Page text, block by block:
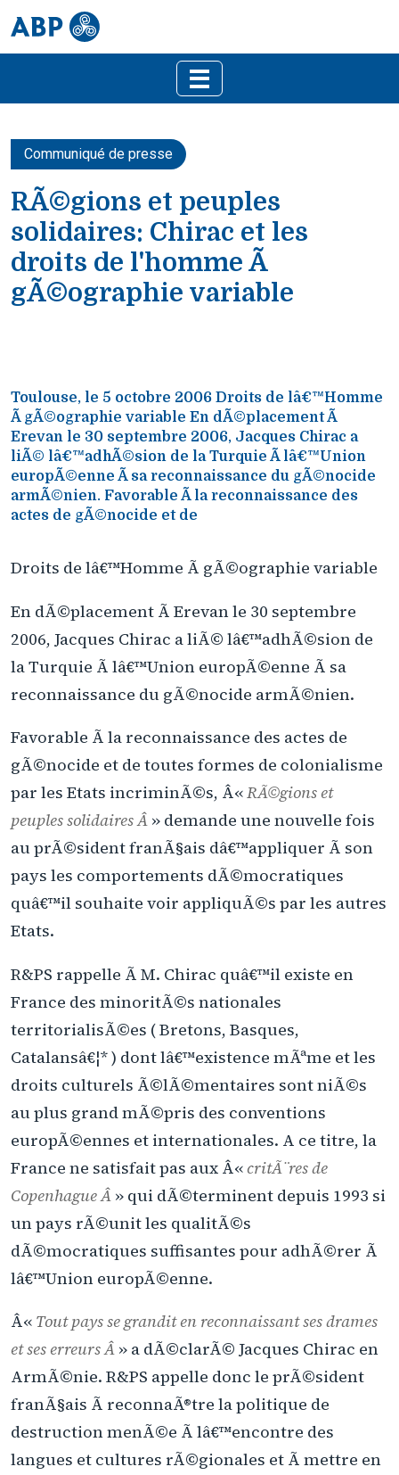
Communiqué de presse
RÃ©gions et peuples
solidaires: Chirac et les
droits de l'homme Ã
gÃ©ographie variable
Toulouse, le 5 octobre 2006 Droits de lâ€™Homme
Ã gÃ©ographie variable En dÃ©placement Ã
Erevan le 30 septembre 2006, Jacques Chirac a
liÃ© lâ€™adhÃ©sion de la Turquie Ã lâ€™Union
europÃ©enne Ã sa reconnaissance du gÃ©nocide
armÃ©nien. Favorable Ã la reconnaissance des
actes de gÃ©nocide et de
Droits de lâ€™Homme Ã gÃ©ographie variable
En dÃ©placement Ã Erevan le 30 septembre
2006, Jacques Chirac a liÃ© lâ€™adhÃ©sion de
la Turquie Ã lâ€™Union europÃ©enne Ã sa
reconnaissance du gÃ©nocide armÃ©nien.
Favorable Ã la reconnaissance des actes de
gÃ©nocide et de toutes formes de colonialisme
par les Etats incriminÃ©s, Â«RÃ©gions et
peuples solidaires Â » demande une nouvelle fois
au prÃ©sident franÃ§ais dâ€™appliquer Ã son
pays les comportements dÃ©mocratiques
quâ€™il souhaite voir appliquÃ©s par les autres
Etats.
R&PS rappelle Ã M. Chirac quâ€™il existe en
France des minoritÃ©s nationales
territorialisÃ©es ( Bretons, Basques,
Catalansâ€¦* ) dont lâ€™existence mÃªme et les
droits culturels Ã©lÃ©mentaires sont niÃ©s
au plus grand mÃ©pris des conventions
europÃ©ennes et internationales. A ce titre, la
France ne satisfait pas aux Â« critÃ¨res de
Copenhague Â » qui dÃ©terminent depuis 1993 si
un pays rÃ©unit les qualitÃ©s
dÃ©mocratiques suffisantes pour adhÃ©rer Ã
lâ€™Union europÃ©enne.
Â« Tout pays se grandit en reconnaissant ses drames
et ses erreurs Â » a dÃ©clarÃ© Jacques Chirac en
ArmÃ©nie. R&PS appelle donc le prÃ©sident
franÃ§ais Ã reconnaÃ®tre la politique de
destruction menÃ©e Ã lâ€™encontre des
langues et cultures rÃ©gionales et Ã mettre en